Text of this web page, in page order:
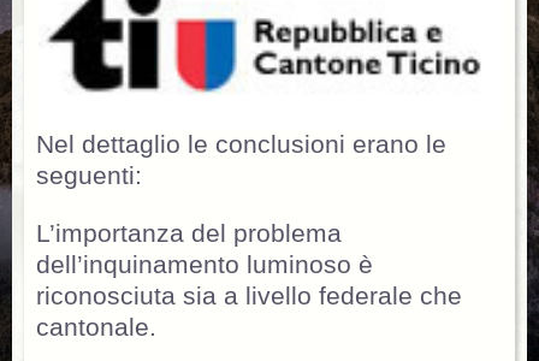
Nel dettaglio le conclusioni erano le
seguenti:
L’importanza del problema
dell’inquinamento luminoso è
riconosciuta sia a livello federale che
cantonale.